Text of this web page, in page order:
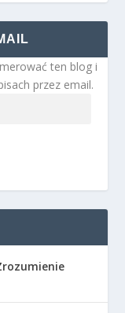
ten blog i
przez email.